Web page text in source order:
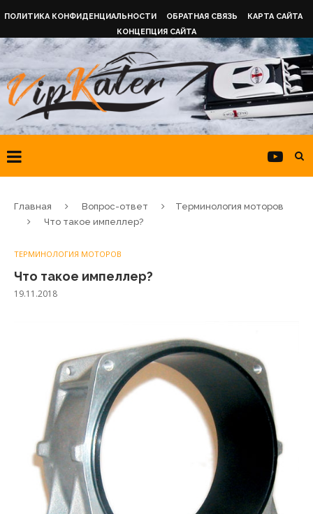
ПОЛИТИКА КОНФИДЕНЦИАЛЬНОСТИ ОБРАТНАЯ СВЯЗЬ
КАРТА САЙТА
КОНЦЕПЦИЯ САЙТА
Главная Вопрос-ответ
Терминология моторов
Что такое импеллер?
ТЕРМИНОЛОГИЯ МОТОРОВ
Что такое импеллер?
19.11.2018